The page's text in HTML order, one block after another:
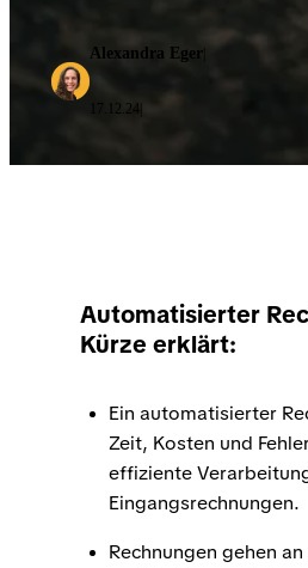
Alexandra Eger
17.12.24
Automatisierter
Kürze erklärt:
Ein automatisierter
Zeit, Kosten und
effiziente
Eingangsrechnungen.
Rechnungen gehen